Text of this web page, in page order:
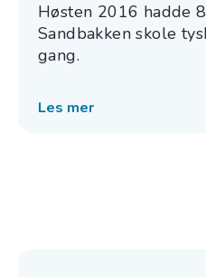
Høsten 2016 hadde
Sandbakken skole
gang.
Les mer